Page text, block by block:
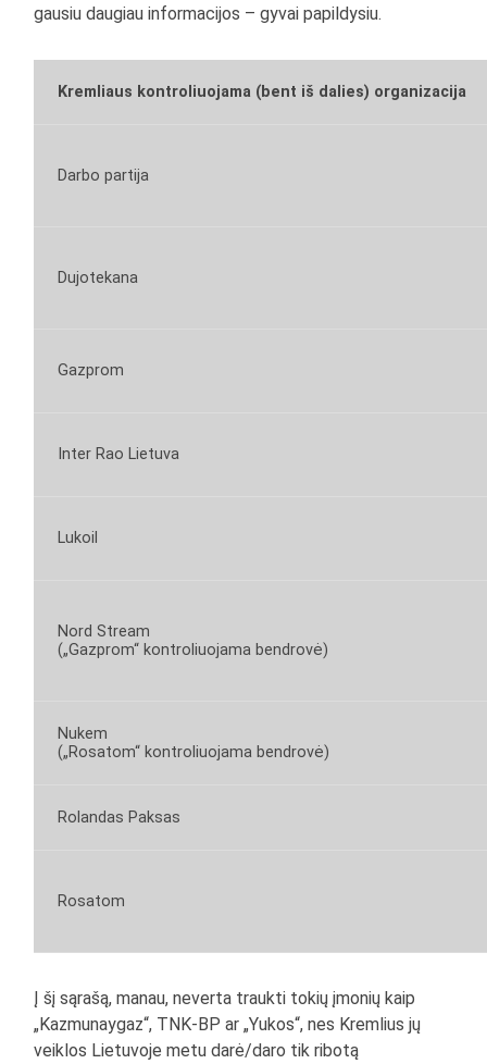
gausiu daugiau informacijos – gyvai papildysiu.
Kremliaus kontroliuojama (bent iš dalies) organizacija
Darbo partija
Dujotekana
Gazprom
Inter Rao Lietuva
Lukoil
Nord Stream
(„Gazprom“ kontroliuojama bendrovė)
Nukem
(„Rosatom“ kontroliuojama bendrovė)
Rolandas Paksas
Rosatom
Į šį sąrašą, manau, neverta traukti tokių įmonių kaip
„Kazmunaygaz“, TNK-BP ar „Yukos“, nes Kremlius jų
veiklos Lietuvoje metu darė/daro tik ribotą